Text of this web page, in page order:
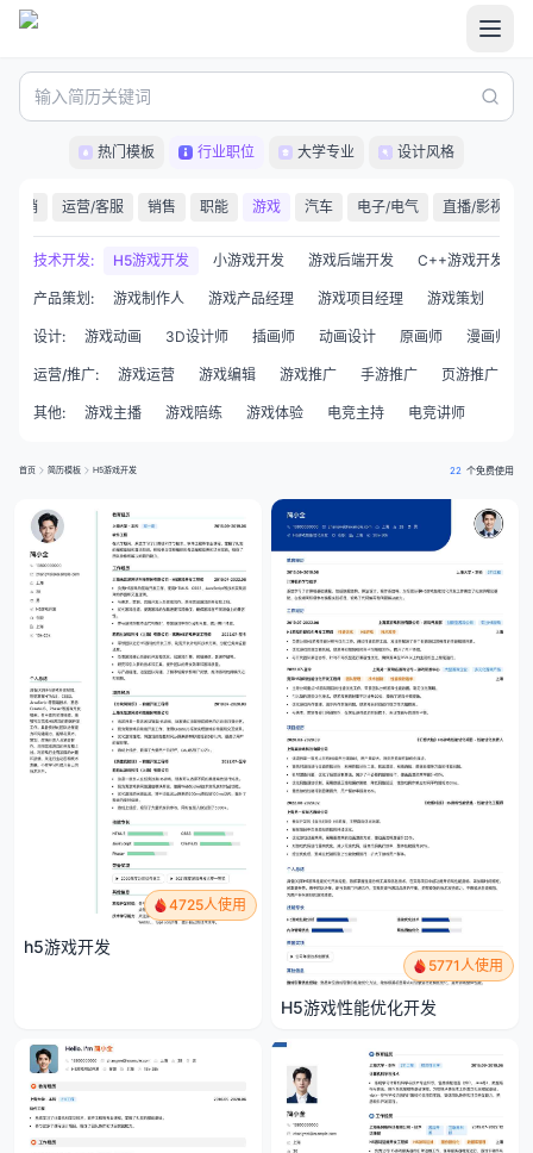
热门模板 行业职位 大学专业 设计风格
/营销 运营/客服 销售 职能 游戏 汽车 电子/电气 直播/影视
技术开发: H5游戏开发 小游戏开发 游戏后端开发 C++游戏开发
产品策划 : 游戏制作人 游戏产品经理 游戏项目经理 游戏策划
设计: 游戏动画 3D设计师 插画师 动画设计 原画师 漫画师
运营/推广: 游戏运营 游戏编辑 游戏推广 手游推广 页游推广
其他: 游戏主播 游戏陪练 游戏体验 电竞主持 电竞讲师
首页 简历模板 H5游戏开发 22 个免费使用
4725人使用
h5游戏开发
5771人使用
H5游戏性能优化开发